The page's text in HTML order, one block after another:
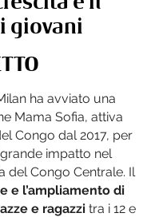
giovani
ha avviato una
Mama Sofia, attiva
Congo dal 2017, per
grande impatto nel
del Congo Centrale. Il
e l’ampliamento di
e ragazzi tra i 12 e